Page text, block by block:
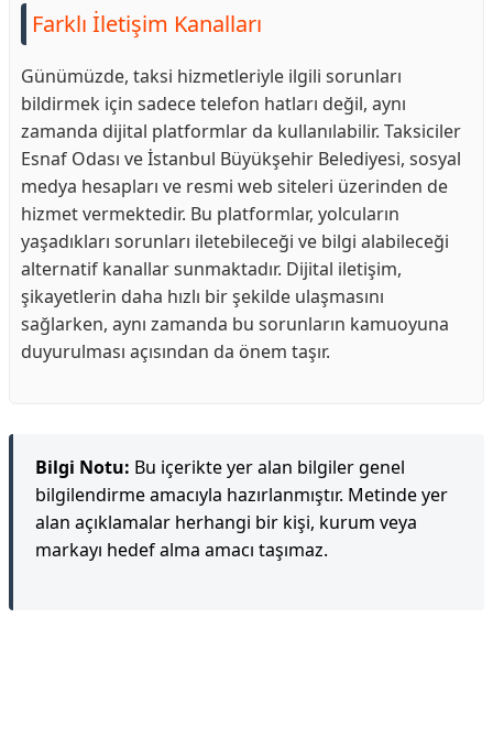
Farklı İletişim Kanalları
Günümüzde, taksi hizmetleriyle ilgili sorunları
bildirmek için sadece telefon hatları değil, aynı
zamanda dijital platformlar da kullanılabilir. Taksiciler
Esnaf Odası ve İstanbul Büyükşehir Belediyesi, sosyal
medya hesapları ve resmi web siteleri üzerinden de
hizmet vermektedir. Bu platformlar, yolcuların
yaşadıkları sorunları iletebileceği ve bilgi alabileceği
alternatif kanallar sunmaktadır. Dijital iletişim,
şikayetlerin daha hızlı bir şekilde ulaşmasını
sağlarken, aynı zamanda bu sorunların kamuoyuna
duyurulması açısından da önem taşır.
Bilgi Notu: Bu içerikte yer alan bilgiler genel
bilgilendirme amacıyla hazırlanmıştır. Metinde yer
alan açıklamalar herhangi bir kişi, kurum veya
markayı hedef alma amacı taşımaz.